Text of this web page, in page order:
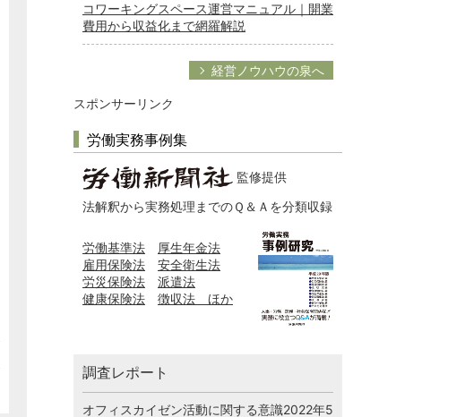
コワーキングスペース運営マニュアル｜開業
費用から収益化まで網羅解説
経営ノウハウの泉へ
スポンサーリンク
労働実務事例集
監修提供
法解釈から実務処理までのＱ＆Ａを分類収録
労働基準法
厚生年金法
雇用保険法
安全衛生法
労災保険法
派遣法
健康保険法
徴収法 ほか
調査レポート
オフィスカイゼン活動に関する意識2022年5